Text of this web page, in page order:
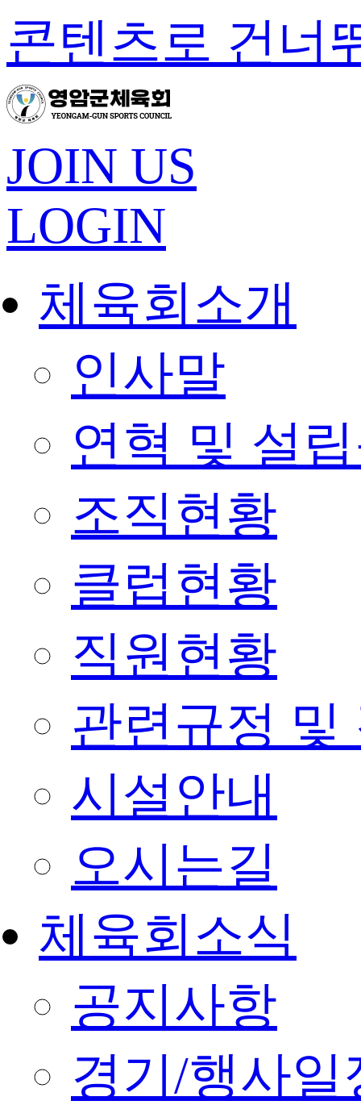
콘텐츠로 건너
JOIN US
LOGIN
체육회소개
인사말
연혁 및 설
조직현황
클럽현황
직원현황
관련규정 및
시설안내
오시는길
체육회소식
공지사항
경기/행사일